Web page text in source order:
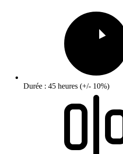
Durée : 45 heures (+/- 10%)